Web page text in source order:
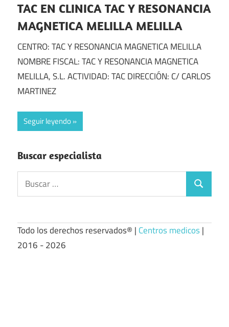
TAC EN CLINICA TAC Y RESONANCIA
MAGNETICA MELILLA MELILLA
CENTRO: TAC Y RESONANCIA MAGNETICA MELILLA
NOMBRE FISCAL: TAC Y RESONANCIA MAGNETICA
MELILLA, S.L. ACTIVIDAD: TAC DIRECCIÓN: C/ CARLOS
MARTINEZ
Seguir leyendo
Buscar especialista
Buscar:
Buscar
Todo los derechos reservados® | Centros medicos|
2016 - 2026